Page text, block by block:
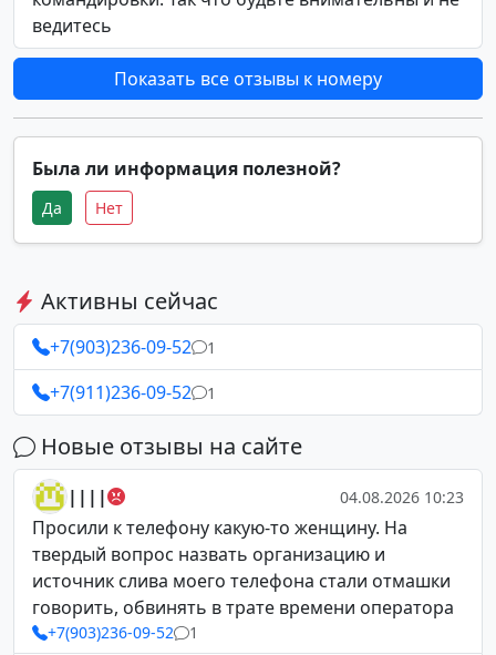
ведитесь
Показать все отзывы к номеру
Была ли информация полезной?
Да Нет
Активны сейчас
+7(903)236-09-52 1
+7(911)236-09-52 1
Новые отзывы на сайте
|||| 04.08.2026 10:23
Просили к телефону какую-то женщину. На
твердый вопрос назвать организацию и
источник слива моего телефона стали отмашки
говорить, обвинять в трате времени оператора
+7(903)236-09-52 1